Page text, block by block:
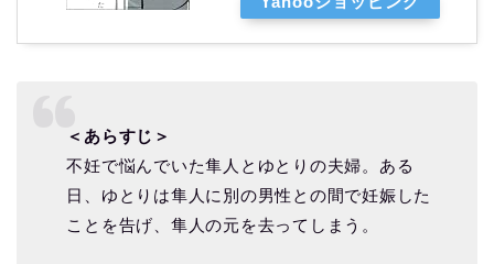
＜あらすじ＞
不妊で悩んでいた隼人とゆとりの夫婦。ある
日、ゆとりは隼人に別の男性との間で妊娠した
ことを告げ、隼人の元を去ってしまう。